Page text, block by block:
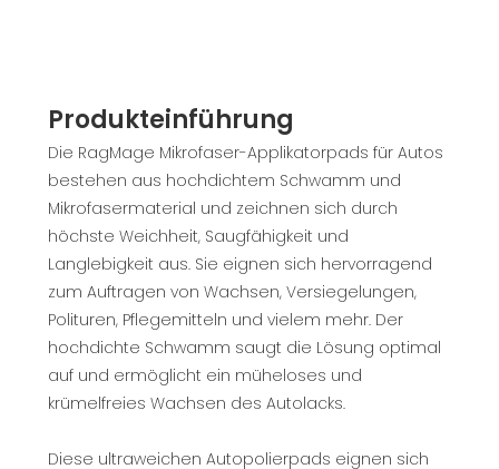
Produkteinführung
Die RagMage Mikrofaser-Applikatorpads für Autos
bestehen aus hochdichtem Schwamm und
Mikrofasermaterial und zeichnen sich durch
höchste Weichheit, Saugfähigkeit und
Langlebigkeit aus. Sie eignen sich hervorragend
zum Auftragen von Wachsen, Versiegelungen,
Polituren, Pflegemitteln und vielem mehr. Der
hochdichte Schwamm saugt die Lösung optimal
auf und ermöglicht ein müheloses und
krümelfreies Wachsen des Autolacks.
Diese ultraweichen Autopolierpads eignen sich